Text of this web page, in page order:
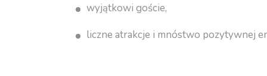
wyjątkowi goście,
liczne atrakcje i mnóstwo pozytywnej